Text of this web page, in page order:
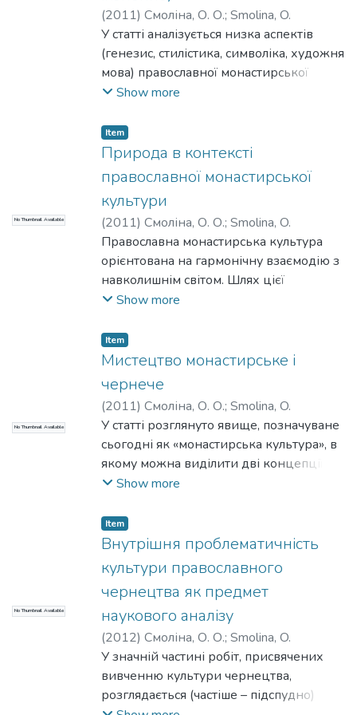
Якщо ж для духовно-аскетичної
традиції наслідування образа Христа
ввести поняття "чернеча культура", то
тут має місце концепція згортання
простору в єдиній особі – в Богові.
(2011) Смоліна, О. О.; Smolina, O.
У статті аналізується низка аспектів
(генезис, стилістика, символіка, художня
мова) православної монастирської
культури, яка відіграє провідну роль у
Саме монастирська культура надала
іконі тієї специфіки, яка робить її
Show more
No Thumbnail Available
Item
Природа в контексті
православної монастирської
культури
(2011) Смоліна, О. О.; Smolina, O.
Православна монастирська культура
орієнтована на гармонічну взаємодію з
навколишнім світом. Шлях цієї
гармонізації лежить через особисте
ченця, що, завдяки наявності моральної
відповідальності й зв’язку людини й
Show more
No Thumbnail Available
Item
Мистецтво монастирське і
чернече
(2011) Смоліна, О. О.; Smolina, O.
У статті розглянуто явище, позначуване
сьогодні як «монастирська культура», в
якому можна виділити дві концепції
мистецтва – «художнього мінімалізму»
мистецтва». Втілення першої з них
можна позначити як «чернече
мистецтво».
Show more
No Thumbnail Available
Item
Внутрішня проблематичність
культури православного
чернецтва як предмет
наукового аналізу
(2012) Смоліна, О. О.; Smolina, O.
У значній частині робіт, присвячених
вивченню культури чернецтва,
розглядається (частіше – підспудно)